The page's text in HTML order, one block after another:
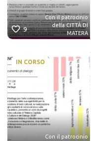
9
Con il patrocinio
della CITTÀ DI
MATERA
IN CORSO
Con il patrocinio